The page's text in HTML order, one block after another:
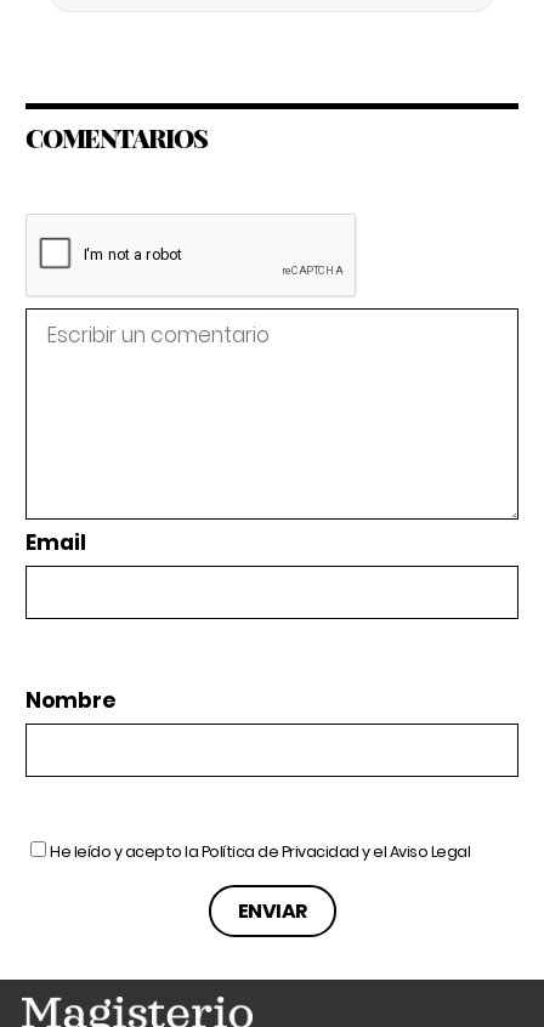
COMENTARIOS
Email
Nombre
He leído y acepto laPolítica de Privacidady elAviso Legal